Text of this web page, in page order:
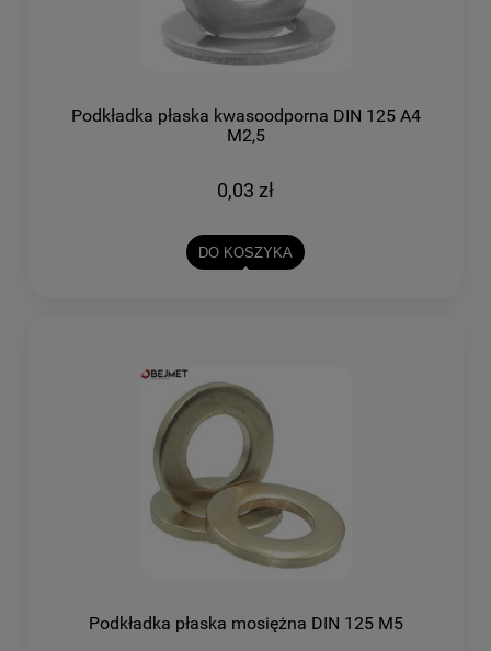
Podkładka płaska kwasoodporna DIN 125 A4
M2,5
0,03 zł
DO KOSZYKA
Podkładka płaska mosiężna DIN 125 M5